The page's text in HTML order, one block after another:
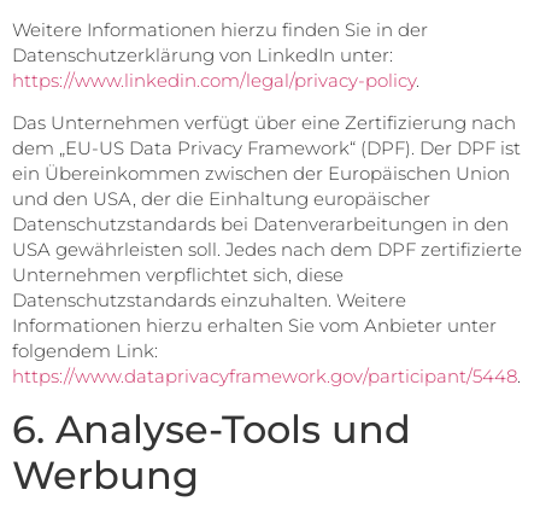
Weitere Informationen hierzu finden Sie in der
Datenschutzerklärung von LinkedIn unter:
https://www.linkedin.com/legal/privacy-policy.
Das Unternehmen verfügt über eine Zertifizierung nach
dem „EU-US Data Privacy Framework“ (DPF). Der DPF ist
ein Übereinkommen zwischen der Europäischen Union
und den USA, der die Einhaltung europäischer
Datenschutzstandards bei Datenverarbeitungen in den
USA gewährleisten soll. Jedes nach dem DPF zertifizierte
Unternehmen verpflichtet sich, diese
Datenschutzstandards einzuhalten. Weitere
Informationen hierzu erhalten Sie vom Anbieter unter
folgendem Link:
https://www.dataprivacyframework.gov/participant/5448.
6. Analyse-Tools und
Werbung